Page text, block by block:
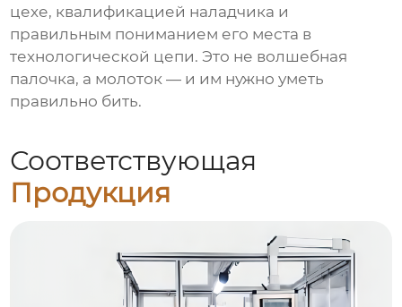
цехе, квалификацией наладчика и
правильным пониманием его места в
технологической цепи. Это не волшебная
палочка, а молоток — и им нужно уметь
правильно бить.
Соответствующая
Продукция